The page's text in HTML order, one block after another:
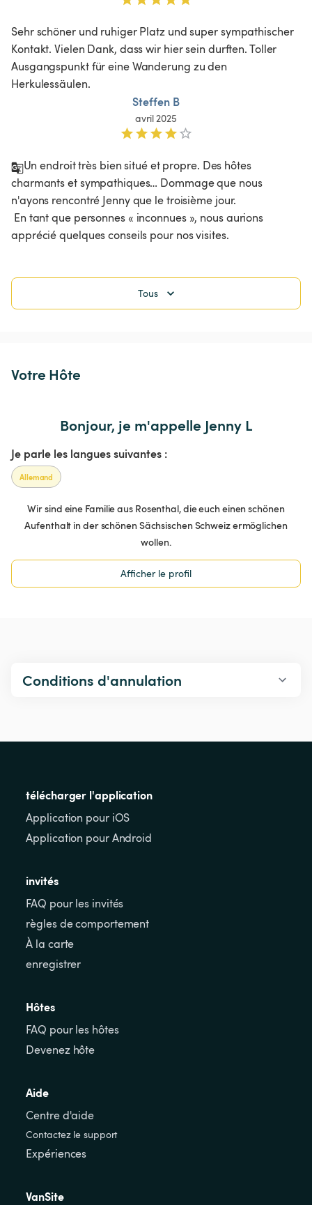
Sehr schöner und ruhiger Platz und super sympathischer
Kontakt. Vielen Dank, dass wir hier sein durften. Toller
Ausgangspunkt für eine Wanderung zu den
Herkulessäulen.
Steffen B
avril 2025
Un endroit très bien situé et propre. Des hôtes
charmants et sympathiques… Dommage que nous
n'ayons rencontré Jenny que le troisième jour.
apprécié quelques conseils pour nos visites.
Tous
Votre Hôte
Bonjour, je m'appelle Jenny L
Je parle les langues suivantes :
Allemand
Wir sind eine Familie aus Rosenthal, die euch einen schönen
Aufenthalt in der schönen Sächsischen Schweiz ermöglichen
wollen.
Afficher le profil
Conditions d'annulation
télécharger l'application
Application pour iOS
Application pour Android
invités
FAQ pour les invités
règles de comportement
À la carte
enregistrer
Hôtes
FAQ pour les hôtes
Devenez hôte
Aide
Centre d'aide
Contactez le support
Expériences
VanSite